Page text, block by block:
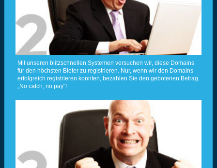
Mit unseren blitzschnellen Systemen versuchen wir, diese Domains
für den höchsten Bieter zu registrieren. Nur, wenn wir den Domains
erfolgreich registrieren konnten, bezahlen Sie den gebotenen Betrag.
„No catch, no pay“!